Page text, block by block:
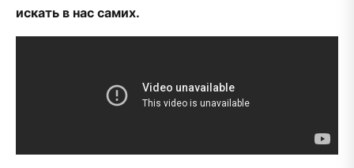
искать в нас самих.